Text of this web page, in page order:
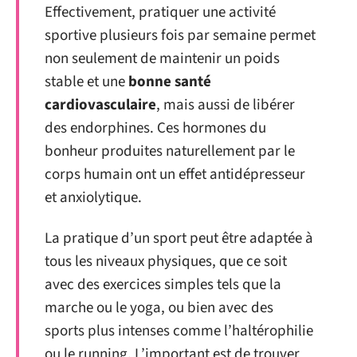
Effectivement, pratiquer une activité
sportive plusieurs fois par semaine permet
non seulement de maintenir un poids
stable et unebonne santé
cardiovasculaire, mais aussi de libérer
des endorphines. Ces hormones du
bonheur produites naturellement par le
corps humain ont un effet antidépresseur
et anxiolytique.
La pratique d’un sport peut être adaptée à
tous les niveaux physiques, que ce soit
avec des exercices simples tels que la
marche ou le yoga, ou bien avec des
sports plus intenses comme l’haltérophilie